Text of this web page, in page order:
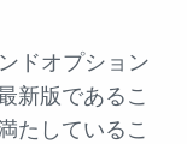
ドオプション
新版であるこ
たしているこ